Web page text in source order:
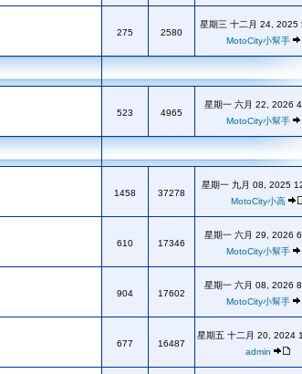
275 2580
星期三 十二月 24, 2025
MotoCity小幫手
523 4965
星期一 六月 22, 2026
MotoCity小幫手
1458 37278
星期一 九月 08, 2025
MotoCity小高
610 17346
星期一 六月 29, 2026
MotoCity小幫手
904 17602
星期一 六月 08, 2026
MotoCity小幫手
677 16487
星期五 十二月 20, 2024
admin